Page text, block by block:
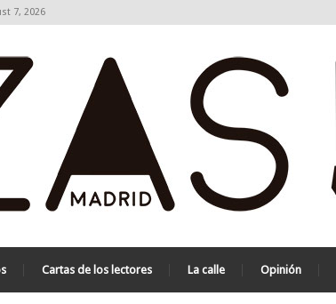
7, 2026
Cartas de los lectores La calle Opinión